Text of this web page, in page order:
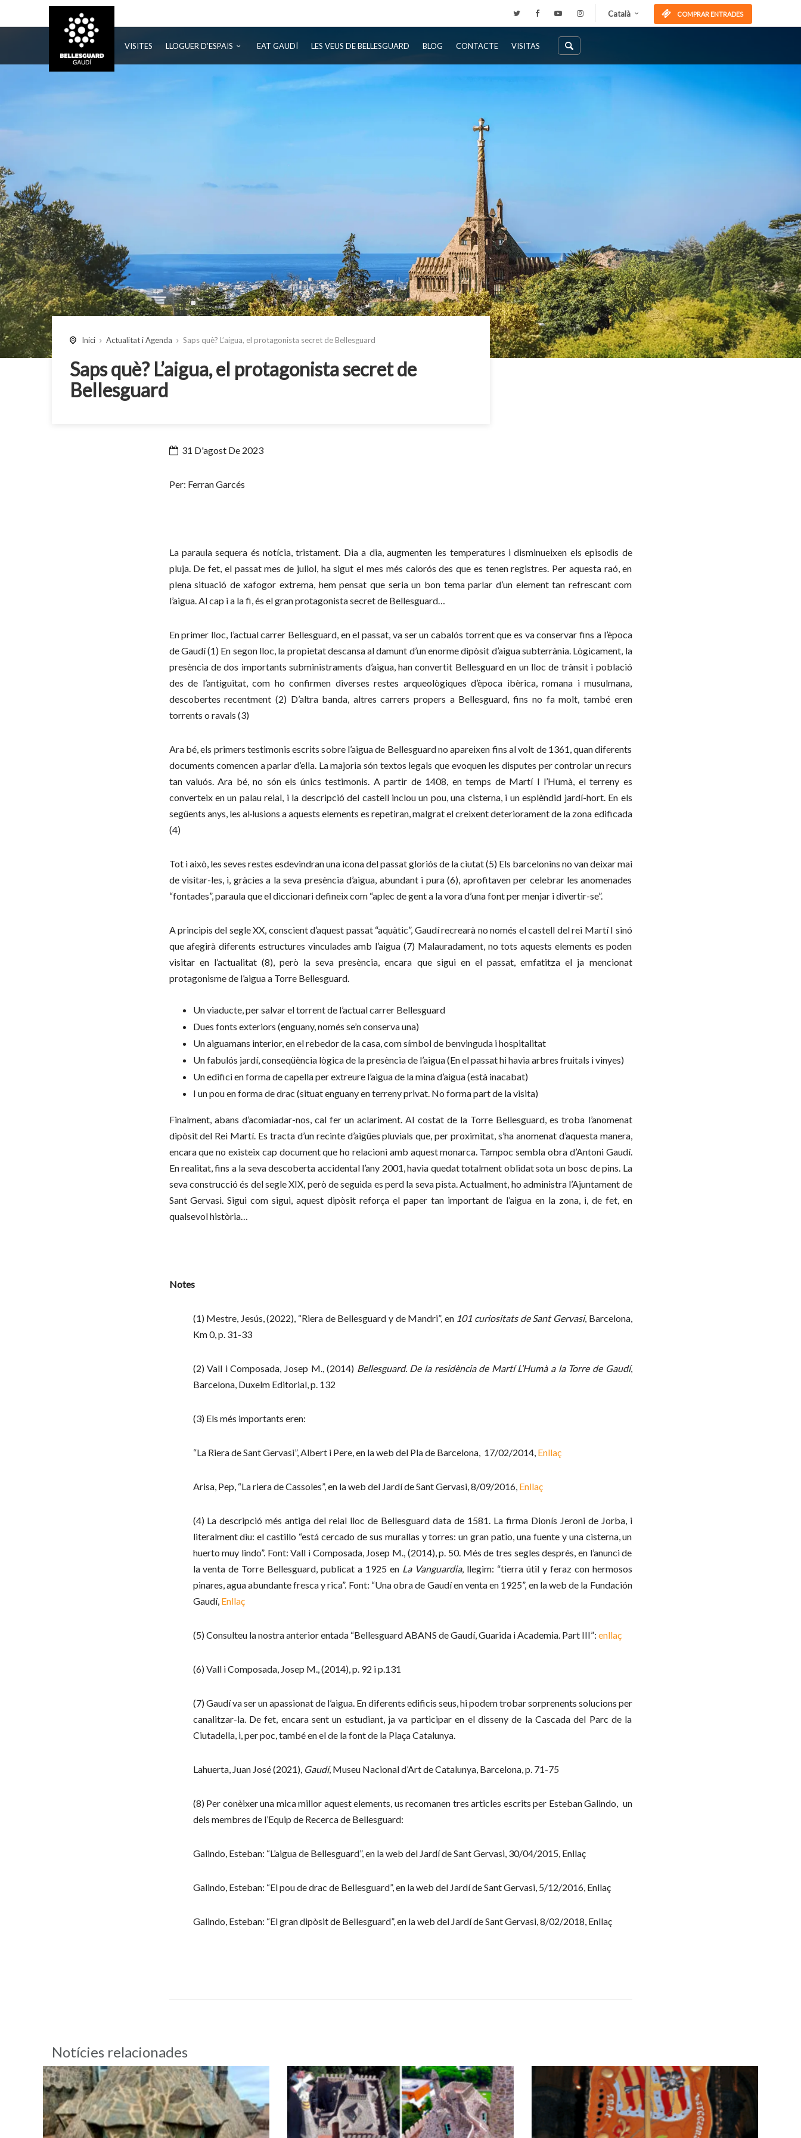
Català COMPRAR ENTRADES
BELLESGUARD VISITES LLOGUER D’ESPAIS EAT GAUDÍ LES VEUS DE BELLESGUARD BLOG CONTACTE VISITAS
Inici Actualitat i Agenda Saps què? L’aigua, el protagonista secret de Bellesguard
Saps què? L’aigua, el protagonista secret de
Bellesguard
31 D'agost De 2023
Per: Ferran Garcés
La paraula sequera és notícia, tristament. Dia a dia, augmenten les temperatures i disminueixen els episodis de
pluja. De fet, el passat mes de juliol, ha sigut el mes més calorós des que es tenen registres. Per aquesta raó, en
plena situació de xafogor extrema, hem pensat que seria un bon tema parlar d’un element tan refrescant com
l’aigua. Al cap i a la fi, és el gran protagonista secret de Bellesguard…
En primer lloc, l’actual carrer Bellesguard, en el passat, va ser un cabalós torrent que es va conservar fins a l’època
de Gaudí (1) En segon lloc, la propietat descansa al damunt d’un enorme dipòsit d’aigua subterrània. Lògicament, la
presència de dos importants subministraments d’aigua, han convertit Bellesguard en un lloc de trànsit i població
des de l’antiguitat, com ho confirmen diverses restes arqueològiques d’època ibèrica, romana i musulmana,
descobertes recentment (2) D’altra banda, altres carrers propers a Bellesguard, fins no fa molt, també eren
torrents o ravals (3)
Ara bé, els primers testimonis escrits sobre l’aigua de Bellesguard no apareixen fins al volt de 1361, quan diferents
documents comencen a parlar d’ella. La majoria són textos legals que evoquen les disputes per controlar un recurs
tan valuós. Ara bé, no són els únics testimonis. A partir de 1408, en temps de Martí I l’Humà, el terreny es
converteix en un palau reial, i la descripció del castell inclou un pou, una cisterna, i un esplèndid jardí-hort. En els
següents anys, les al·lusions a aquests elements es repetiran, malgrat el creixent deteriorament de la zona edificada
(4)
Tot i això, les seves restes esdevindran una icona del passat gloriós de la ciutat (5) Els barcelonins no van deixar mai
de visitar-les, i, gràcies a la seva presència d’aigua, abundant i pura (6), aprofitaven per celebrar les anomenades
“fontades”, paraula que el diccionari defineix com “aplec de gent a la vora d’una font per menjar i divertir-se”.
A principis del segle XX, conscient d’aquest passat “aquàtic”, Gaudí recrearà no només el castell del rei Martí I sinó
que afegirà diferents estructures vinculades amb l’aigua (7) Malauradament, no tots aquests elements es poden
visitar en l’actualitat (8), però la seva presència, encara que sigui en el passat, emfatitza el ja mencionat
protagonisme de l’aigua a Torre Bellesguard.
Un viaducte, per salvar el torrent de l’actual carrer Bellesguard
Dues fonts exteriors (enguany, només se’n conserva una)
Un aiguamans interior, en el rebedor de la casa, com símbol de benvinguda i hospitalitat
Un fabulós jardí, conseqüència lògica de la presència de l’aigua(En el passat hi havia arbres fruitals i vinyes)
Un edifici en forma de capella per extreure l’aigua de la mina d’aigua (està inacabat)
I un pou en forma de drac (situat enguany en terreny privat. No forma part de la visita)
Finalment, abans d’acomiadar-nos, cal fer un aclariment. Al costat de la Torre Bellesguard, es troba l’anomenat
dipòsit del Rei Martí. Es tracta d’un recinte d’aigües pluvials que, per proximitat, s’ha anomenat d’aquesta manera,
encara que no existeix cap document que ho relacioni amb aquest monarca. Tampoc sembla obra d’Antoni Gaudí.
En realitat, fins a la seva descoberta accidental l’any 2001, havia quedat totalment oblidat sota un bosc de pins. La
seva construcció és del segle XIX, però de seguida es perd la seva pista. Actualment, ho administra l’Ajuntament de
Sant Gervasi. Sigui com sigui, aquest dipòsit reforça el paper tan important de l’aigua en la zona, i, de fet, en
qualsevol història…
Notes
(1) Mestre, Jesús, (2022), “Riera de Bellesguard y de Mandri”, en 101 curiositats de Sant Gervasi, Barcelona,
Km 0, p. 31-33
(2) Vall i Composada, Josep M., (2014) Bellesguard. De la residència de Martí L’Humà a la Torre de Gaudí,
Barcelona, Duxelm Editorial, p. 132
(3) Els més importants eren:
“La Riera de Sant Gervasi”, Albert i Pere, en la web del Pla de Barcelona, 17/02/2014, Enllaç
Arisa, Pep, “La riera de Cassoles”, en la web del Jardí de Sant Gervasi, 8/09/2016, Enllaç
(4) La descripció més antiga del reial lloc de Bellesguard data de 1581. La firma Dionís Jeroni de Jorba, i
literalment diu: el castillo “está cercado de sus murallas y torres: un gran patio, una fuente y una cisterna, un
huerto muy lindo”. Font: Vall i Composada, Josep M., (2014), p. 50. Més de tres segles després, en l’anunci de
la venta de Torre Bellesguard, publicat a 1925 en La Vanguardia, llegim: “tierra útil y feraz con hermosos
pinares, agua abundante fresca y rica”. Font: “Una obra de Gaudí en venta en 1925”, en la web de la Fundación
Gaudí, Enllaç
(5) Consulteu la nostra anterior entada “Bellesguard ABANS de Gaudí, Guarida i Academia. Part III”: enllaç
(6) Vall i Composada, Josep M., (2014), p. 92 i p.131
(7) Gaudí va ser un apassionat de l’aigua. En diferents edificis seus, hi podem trobar sorprenents solucions per
canalitzar-la. De fet, encara sent un estudiant, ja va participar en el disseny de la Cascada del Parc de la
Ciutadella, i, per poc, també en el de la font de la Plaça Catalunya.
Lahuerta, Juan José (2021), Gaudí, Museu Nacional d’Art de Catalunya, Barcelona, p. 71-75
(8) Per conèixer una mica millor aquest elements, us recomanen tres articles escrits per Esteban Galindo, un
dels membres de l’Equip de Recerca de Bellesguard:
Galindo, Esteban: “L’aigua de Bellesguard”, en la web del Jardí de Sant Gervasi, 30/04/2015, Enllaç
Galindo, Esteban: “El pou de drac de Bellesguard”, en la web del Jardí de Sant Gervasi, 5/12/2016, Enllaç
Galindo, Esteban: “El gran dipòsit de Bellesguard”, en la web del Jardí de Sant Gervasi, 8/02/2018, Enllaç
Notícies relacionades